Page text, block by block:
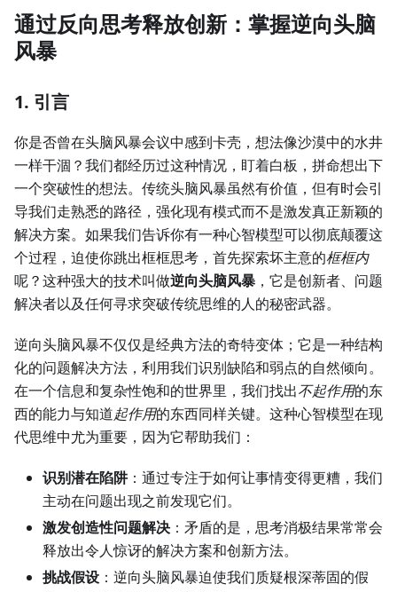
通过反向思考释放创新：掌握逆向头脑
风暴
1. 引言
你是否曾在头脑风暴会议中感到卡壳，想法像沙漠中的水井
一样干涸？我们都经历过这种情况，盯着白板，拼命想出下
一个突破性的想法。传统头脑风暴虽然有价值，但有时会引
导我们走熟悉的路径，强化现有模式而不是激发真正新颖的
解决方案。如果我们告诉你有一种心智模型可以彻底颠覆这
个过程，迫使你跳出框框思考，首先探索坏主意的框框内
呢？这种强大的技术叫做逆向头脑风暴 ，它是创新者、问题
解决者以及任何寻求突破传统思维的人的秘密武器。
逆向头脑风暴不仅仅是经典方法的奇特变体；它是一种结构
化的问题解决方法，利用我们识别缺陷和弱点的自然倾向。
在一个信息和复杂性饱和的世界里，我们找出不起作用的东
西的能力与知道起作用的东西同样关键。这种心智模型在现
代思维中尤为重要，因为它帮助我们：
识别潜在陷阱：通过专注于如何让事情变得更糟，我们
主动在问题出现之前发现它们。
激发创造性问题解决 ：矛盾的是，思考消极结果常常会
释放出令人惊讶的解决方案和创新方法。
挑战假设 ：逆向头脑风暴迫使我们质疑根深蒂固的假